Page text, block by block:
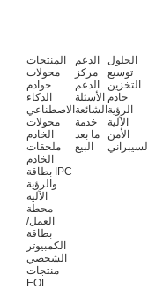
المنتجات
محولات
خوادم
الذكاء
الاصطناعي
محولات
الخادم
ملحقات
الخادم
بطاقة IPC
والرؤية
الآلية
محطة
العمل/
بطاقة
الكمبيوتر
الشخصي
منتجات
EOL
الدعم
مركز
الدعم
الأسئلة
الشائعة
خدمة
ما بعد
البيع
الحلول
توسيع
التخزين
خادم
الرؤية
الآلية
الأمن
السيبراني